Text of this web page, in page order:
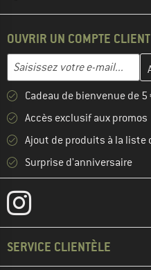
OUVRIR UN COMPTE CLIENT
Adresse e-mail
Entrez votre adresse e-mail
Cadeau de bienvenue de
Accès exclusif aux promos
Ajout de produits à la liste
Surprise d'anniversaire
SERVICE CLIENTÈLE